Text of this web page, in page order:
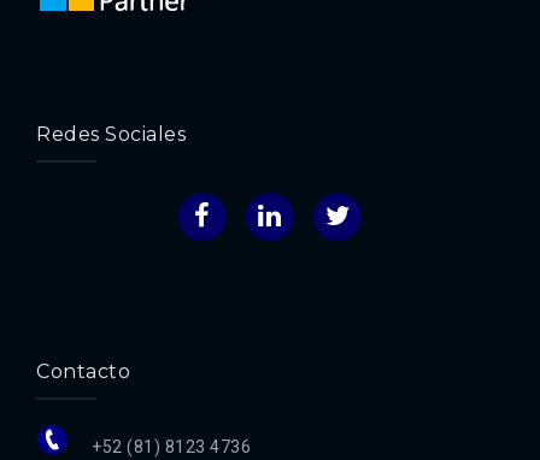
Redes Sociales
FacebookLinkedInTwitter
Contacto
+52 (81) 8123 4736